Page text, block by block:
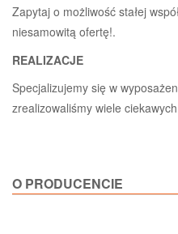
Zapytaj o możliwość stałej
niesamowitą ofertę!.
REALIZACJE
Specjalizujemy się w
zrealizowaliśmy wiele
O PRODUCENCIE